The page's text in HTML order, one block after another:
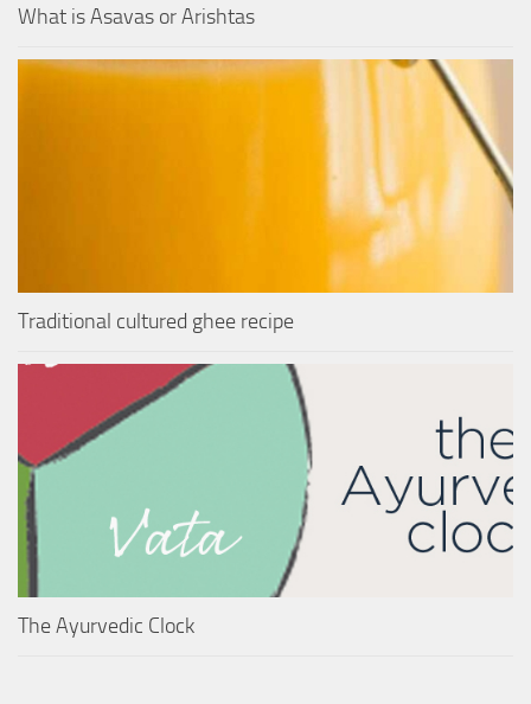
What is Asavas or Arishtas
Traditional cultured ghee recipe
The Ayurvedic Clock